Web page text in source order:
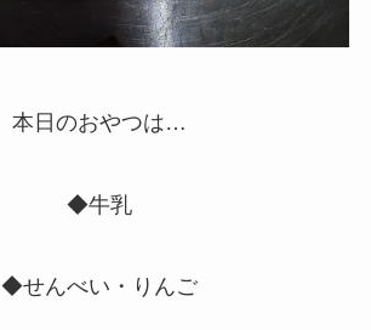
本日のおやつは…
◆牛乳
◆せんべい・りんご